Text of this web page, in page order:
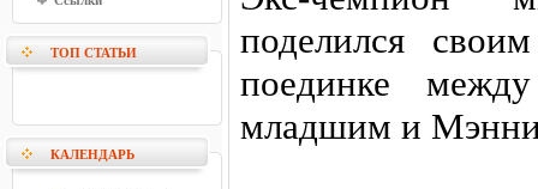
ТОП СТАТЬИ
КАЛЕНДАРЬ
поделился
поединке
младшим и